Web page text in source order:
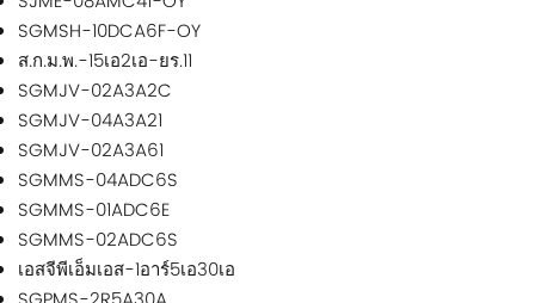
SGMSH-10DCA6F-OY
ส.ก.ม.พ.-15เอ2เอ-ยร.11
SGMJV-02A3A2C
SGMJV-04A3A21
SGMJV-02A3A61
SGMMS-04ADC6S
SGMMS-01ADC6E
SGMMS-02ADC6S
เอสจีพีเอ็มเอส-1อาร์5เอ30เอ